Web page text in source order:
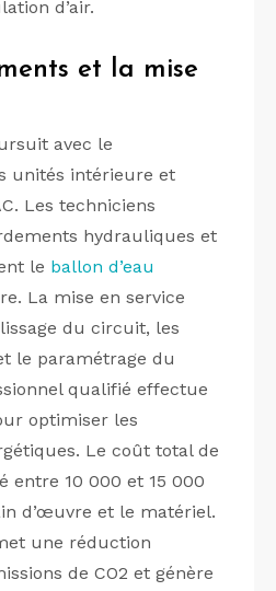
d’air.
et la mise
avec le
unités intérieure et
Les techniciens
hydrauliques et
le ballon d’eau
La mise en service
du circuit, les
le paramétrage du
qualifié effectue
optimiser les
Le coût total de
entre 10 000 et 15 000
d’œuvre et le matériel.
une réduction
de CO2 et génère